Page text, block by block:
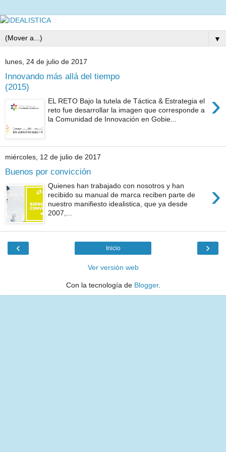
▼
lunes, 24 de julio de 2017
Innovando más allá del tiempo
(2015)
›
EL RETO Bajo la tutela de Táctica & Estrategia el
reto fue desarrollar la imagen que corresponde a
la Comunidad de Innovación en Gobie...
miércoles, 12 de julio de 2017
Buenos por convicción
›
Quienes han trabajado con nosotros y han
recibido su manual de marca reciben parte de
nuestro manifiesto idealistica, que ya desde
2007,...
‹ ›
Inicio
Ver versión web
Con la tecnología de Blogger.